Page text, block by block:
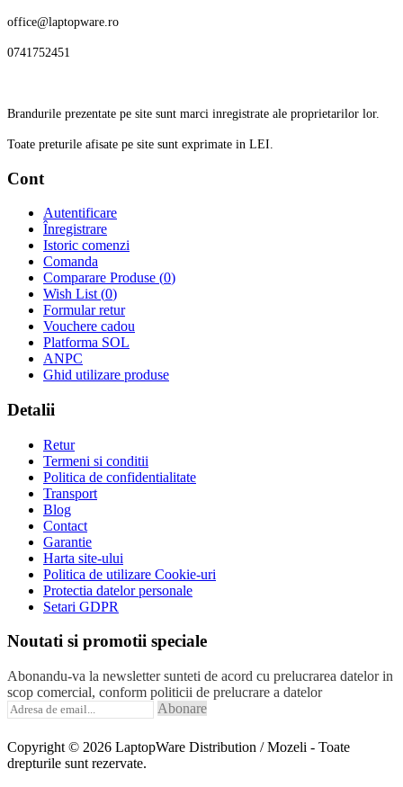
office@laptopware.ro
0741752451
Brandurile prezentate pe site sunt marci inregistrate ale proprietarilor lor.
Toate preturile afisate pe site sunt exprimate in LEI.
Cont
Autentificare
Înregistrare
Istoric comenzi
Comanda
Comparare Produse (0)
Wish List (0)
Formular retur
Vouchere cadou
Platforma SOL
ANPC
Ghid utilizare produse
Detalii
Retur
Termeni si conditii
Politica de confidentialitate
Transport
Blog
Contact
Garantie
Harta site-ului
Politica de utilizare Cookie-uri
Protectia datelor personale
Setari GDPR
Noutati si promotii speciale
Abonandu-va la newsletter sunteti de acord cu prelucrarea datelor in
scop comercial, conform politicii de prelucrare a datelor
Abonare
Copyright © 2026 LaptopWare Distribution / Mozeli - Toate
drepturile sunt rezervate.